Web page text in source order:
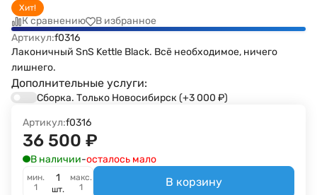
Хит!
К сравнению
В избранное
Артикул:f0316
Лаконичный SnS Kettle Black. Всё необходимое, ничего
лишнего.
Дополнительные услуги:
Сборка. Только Новосибирск (+3 000 ₽)
Артикул:f0316
36 500 ₽
В наличии-осталось мало
мин.
1
шт.
макс.
1
В корзину